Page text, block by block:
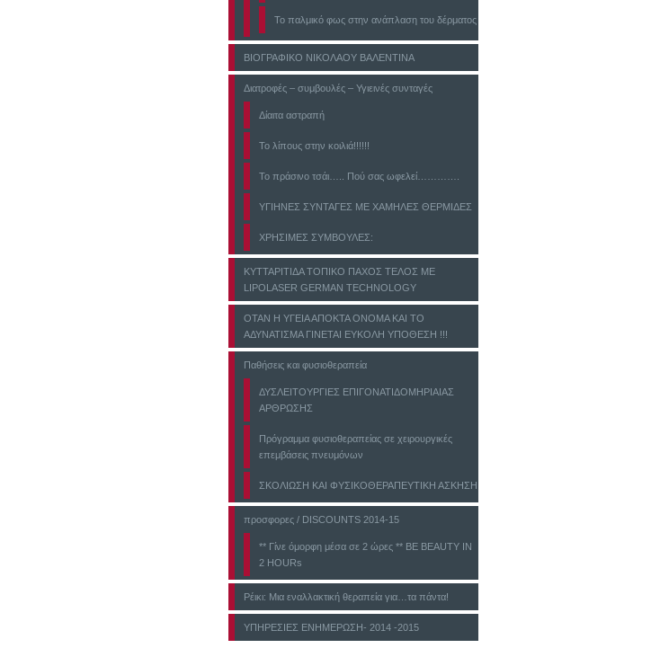
Το παλμικό φως στην ανάπλαση του δέρματος
ΒΙΟΓΡΑΦΙΚΟ ΝΙΚΟΛΑΟΥ ΒΑΛΕΝΤΙΝΑ
Διατροφές – συμβουλές – Υγιεινές συνταγές
Δίαιτα αστραπή
Το λίπους στην κοιλιά!!!!!!
Το πράσινο τσάι….. Πού σας ωφελεί………….
ΥΓΙΗΝΕΣ ΣΥΝΤΑΓΕΣ ΜΕ ΧΑΜΗΛΕΣ ΘΕΡΜΙΔΕΣ
ΧΡΗΣΙΜΕΣ ΣΥΜΒΟΥΛΕΣ:
ΚΥΤΤΑΡΙΤΙΔΑ ΤΟΠΙΚΟ ΠΑΧΟΣ ΤΕΛΟΣ ΜΕ
LIPOLASER GERMAN TECHNOLOGY
ΟΤΑΝ Η ΥΓΕΙΑ ΑΠΟΚΤΑ ΟΝΟΜΑ ΚΑΙ ΤΟ
ΑΔΥΝΑΤΙΣΜΑ ΓΙΝΕΤΑΙ ΕΥΚΟΛΗ ΥΠΟΘΕΣΗ !!!
Παθήσεις και φυσιοθεραπεία
ΔΥΣΛΕΙΤΟΥΡΓΙΕΣ ΕΠΙΓΟΝΑΤΙΔΟΜΗΡΙΑΙΑΣ
ΑΡΘΡΩΣΗΣ
Πρόγραμμα φυσιοθεραπείας σε χειρουργικές
επεμβάσεις πνευμόνων
ΣΚΟΛΙΩΣΗ ΚΑΙ ΦΥΣΙΚΟΘΕΡΑΠΕΥΤΙΚΗ ΑΣΚΗΣΗ
προσφορες / DISCOUNTS 2014-15
** Γίνε όμορφη μέσα σε 2 ώρες ** BE BEAUTY IN
2 HOURs
Ρέικι: Μια εναλλακτική θεραπεία για…τα πάντα!
ΥΠΗΡΕΣΙΕΣ ΕΝΗΜΕΡΩΣΗ- 2014 -2015